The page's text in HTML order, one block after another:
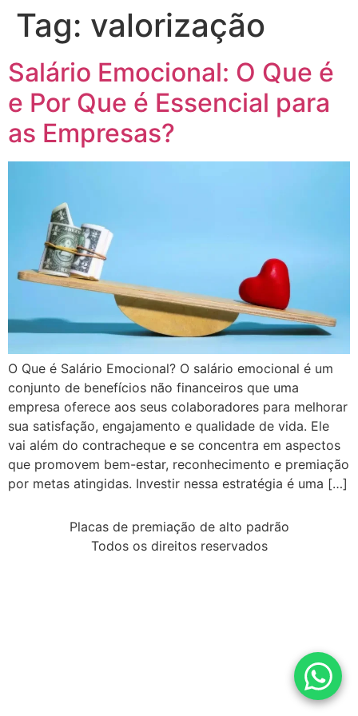
Tag: valorização
Salário Emocional: O Que é
e Por Que é Essencial para
as Empresas?
O Que é Salário Emocional? O salário emocional é um
conjunto de benefícios não financeiros que uma
empresa oferece aos seus colaboradores para melhorar
sua satisfação, engajamento e qualidade de vida. Ele
vai além do contracheque e se concentra em aspectos
que promovem bem-estar, reconhecimento e premiação
por metas atingidas. Investir nessa estratégia é uma […]
Placas de premiação de alto padrão
Todos os direitos reservados